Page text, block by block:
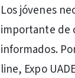
Los jóvenes
importante de
informados.
line, Expo